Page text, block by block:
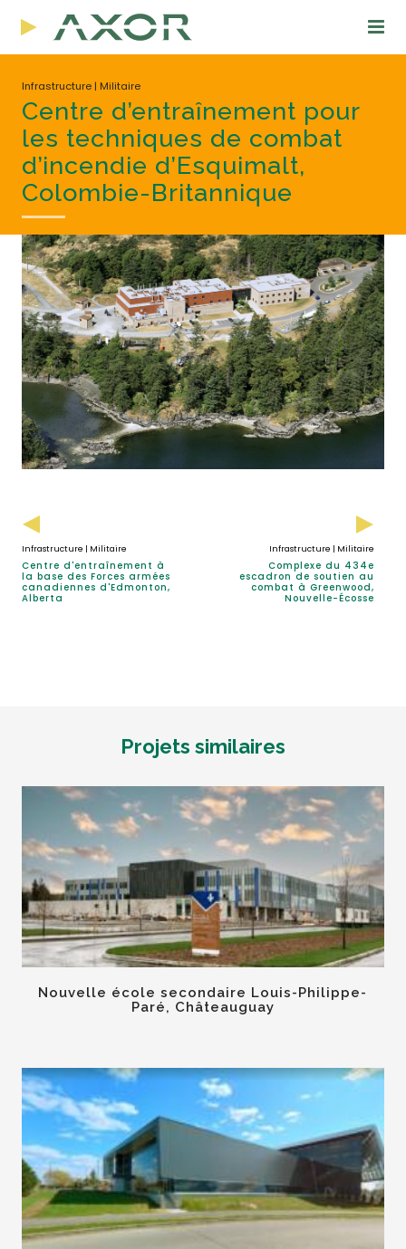
Infrastructure | Militaire
Centre d’entraînement pour
les techniques de combat
d’incendie d’Esquimalt,
Colombie-Britannique
Infrastructure | Militaire
Centre d'entraînement à
la base des Forces armées
canadiennes d'Edmonton,
Alberta
Infrastructure | Militaire
Complexe du 434e
escadron de soutien au
combat à Greenwood,
Nouvelle-Écosse
Projets similaires
Nouvelle école secondaire Louis-Philippe-
Paré, Châteauguay